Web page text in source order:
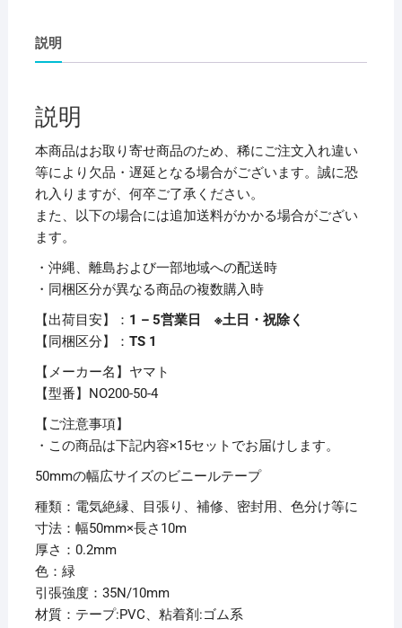
テ
緑
NO200-
50-
巻
【×15
セ
ッ
ト】
個
説明
説明
本商品はお取り寄せ商品のため、稀にご注文入れ違い
等により欠品・遅延となる場合がございます。誠に恐
れ入りますが、何卒ご了承ください。
また、以下の場合には追加送料がかかる場合がござい
ます。
・沖縄、離島および一部地域への配送時
・同梱区分が異なる商品の複数購入時
【出荷目安】： 1 – 5営業日 ※土日・祝除く
【同梱区分】： TS 1
【メーカー名】ヤマト
【型番】NO200-50-4
【ご注意事項】
・この商品は下記内容×15セットでお届けします。
50mmの幅広サイズのビニールテープ
種類：電気絶縁、目張り、補修、密封用、色分け等に
寸法：幅50mm×長さ10m
厚さ：0.2mm
色：緑
引張強度：35N/10mm
材質：テープ:PVC、粘着剤:ゴム系